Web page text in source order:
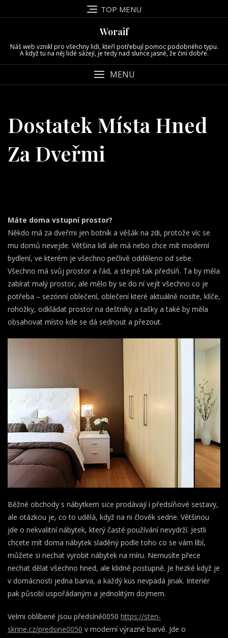
to
TOP MENU
Woraif
Náš web vznikl pro všechny lidi, kteří potřebují pomoc podobného typu.
A když tu na něj lidé sázejí, je tedy nad slunce jasné, že činí dobře.
MENU
Dostatek Místa Hned
Za Dveřmi
Máte doma vstupní prostor?
Někdo má za dveřmi jen botník a věšák na zdi, protože víc se
mu domů nevejde. Většina lidí ale má nebo chce mít moderní
bydlení, ve kterém je všechno pečlivě odděleno od sebe.
Všechno má svůj prostor a řád, a stejně tak předsíň. Ta by měla
zabírat malý prostor, ale mělo by se do ní vejít všechno co je
potřeba – sezónní oblečení, oblečení které aktuálně nosíte, klíče,
rohožky, odkládat prostor na deštníky a tašky a také by měla
obsahovat místo kde se dá sednout a přezout.
Běžné obchody s nábytkem sice prodávají i předsíňové sestavy,
ale otázkou je, co to udělá, když na ni člověk sedne. Většinou
jde o nekvalitní nábytek, který časté používání nevydrží. Jestli
chcete mít doma nábytek sladěný podle toho co se vám líbí,
můžete si nechat vyrobit nábytek na míru. Nemusíte přece
nechat dělat všechno hned, ale klidně postupně. Je hezké když je
v domácnosti jedna barva, a každý kus nevpadá jinak. Interiér
pak působí uspořádaným a jednolitým dojmem.
Velmi oblíbené jsou předsíně0050 https://sten-
skrine.cz/predsine0050 v moderní výrazné barvě. Jde o